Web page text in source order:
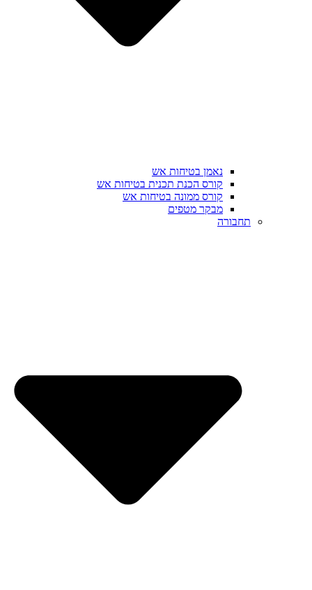
נאמן בטיחות אש
קורס הכנת תכנית בטיחות אש
קורס ממונה בטיחות אש
מבקר מטפים
תחבורה